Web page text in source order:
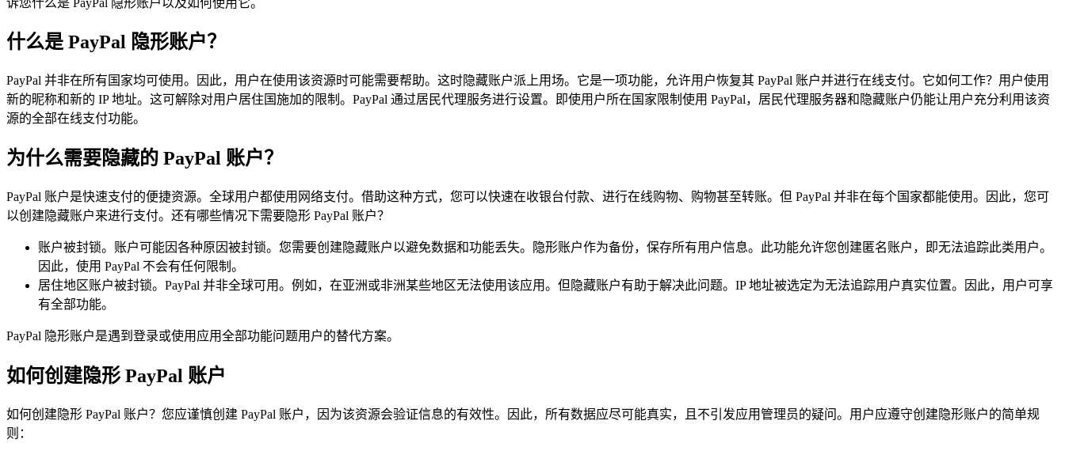
什么是 PayPal 隐形账户？
PayPal 并非在所有国家均可使用。因此，用户在使用该资源时可能需要帮助。这时隐藏账户派上用场。它是一项功能，允许用户恢复其 PayPal 账户并进行在线支付。它如何工作？用户使用
新的昵称和新的 IP 地址。这可解除对用户居住国施加的限制。PayPal 通过居民代理服务进行设置。即使用户所在国家限制使用 PayPal，居民代理服务器和隐藏账户仍能让用户充分利用该资
源的全部在线支付功能。
为什么需要隐藏的 PayPal 账户？
PayPal 账户是快速支付的便捷资源。全球用户都使用网络支付。借助这种方式，您可以快速在收银台付款、进行在线购物、购物甚至转账。但 PayPal 并非在每个国家都能使用。因此，您可
以创建隐藏账户来进行支付。还有哪些情况下需要隐形 PayPal 账户？
账户被封锁。账户可能因各种原因被封锁。您需要创建隐藏账户以避免数据和功能丢失。隐形账户作为备份，保存所有用户信息。此功能允许您创建匿名账户，即无法追踪此类用户。
因此，使用 PayPal 不会有任何限制。
居住地区账户被封锁。PayPal 并非全球可用。例如，在亚洲或非洲某些地区无法使用该应用。但隐藏账户有助于解决此问题。IP 地址被选定为无法追踪用户真实位置。因此，用户可享
有全部功能。
PayPal 隐形账户是遇到登录或使用应用全部功能问题用户的替代方案。
如何创建隐形 PayPal 账户
如何创建隐形 PayPal 账户？您应谨慎创建 PayPal 账户，因为该资源会验证信息的有效性。因此，所有数据应尽可能真实，且不引发应用管理员的疑问。用户应遵守创建隐形账户的简单规
则：